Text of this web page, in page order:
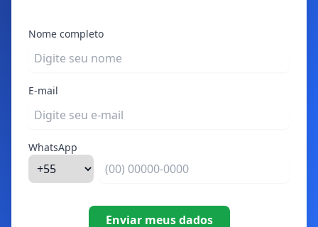
Nome completo
E-mail
WhatsApp
Enviar meus dados